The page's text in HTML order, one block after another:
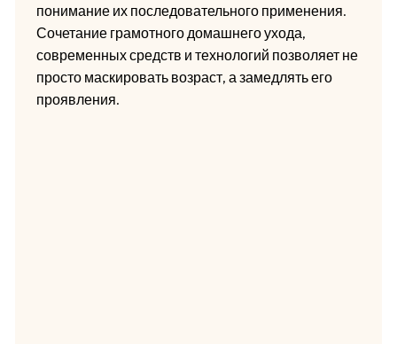
понимание их последовательного применения.
Сочетание грамотного домашнего ухода,
современных средств и технологий позволяет не
просто маскировать возраст, а замедлять его
проявления.